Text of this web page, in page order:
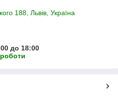
188, Львів, Україна
до 18:00